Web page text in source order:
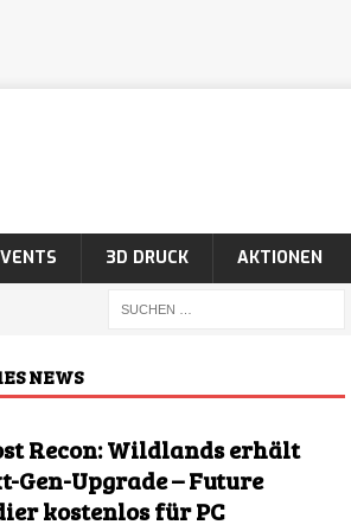
3D DRUCK AKTIONEN
NEWS
Recon: Wildlands erhält
Gen-Upgrade – Future
kostenlos für PC